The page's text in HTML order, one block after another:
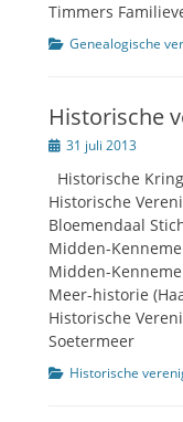
Timmers
Categorien
Genealogische
Historische
Geplaatst
31 juli 2013
Historische
Historische
Bloemendaal
Midden-
Midden-
Meer-historie
Historische
Soetermeer
Categorien
Historische